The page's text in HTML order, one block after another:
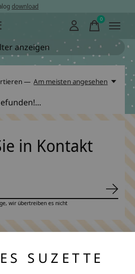
download
0items
anzeigen
— Am meisten angesehen
in Kontakt
wir übertreiben es nicht
SUZETTE